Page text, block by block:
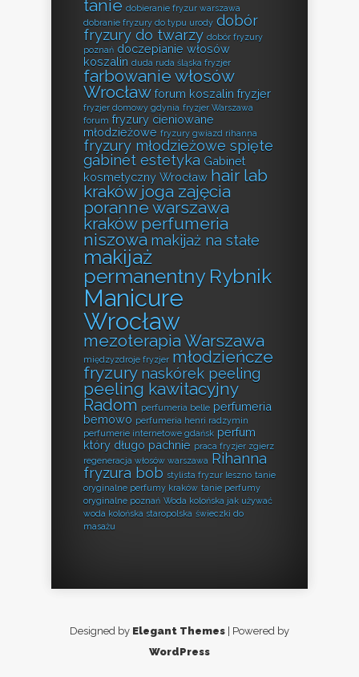
tanie dobieranie fryzur warszawa
dobranie fryzury do typu urody dobór
fryzury do twarzy dobór fryzury
poznań doczepianie włosów
koszalin duda ruda śląska fryzjer
farbowanie włosów
Wrocław forum koszalin fryzjer
fryzjer domowy gdynia fryzjer Warszawa
forum fryzury cieniowane
młodzieżowe fryzury gwiazd rihanna
fryzury młodzieżowe spięte
gabinet estetyka Gabinet
kosmetyczny Wrocław hair lab
kraków joga zajęcia
poranne warszawa
kraków perfumeria
niszowa makijaż na stałe
makijaż
permanentny Rybnik
Manicure
Wrocław
mezoterapia Warszawa
międzyzdroje fryzjer młodzieńcze
fryzury naskórek peeling
peeling kawitacyjny
Radom perfumeria belle perfumeria
bemowo perfumeria henri radzymin
perfumerie internetowe gdańsk perfum
który długo pachnie praca fryzjer zgierz
regeneracja włosów warszawa Rihanna
fryzura bob stylista fryzur leszno tanie
oryginalne perfumy kraków tanie perfumy
oryginalne poznań Woda kolońska jak używać
woda kolońska staropolska świeczki do
masażu
Designed by Elegant Themes | Powered by
WordPress